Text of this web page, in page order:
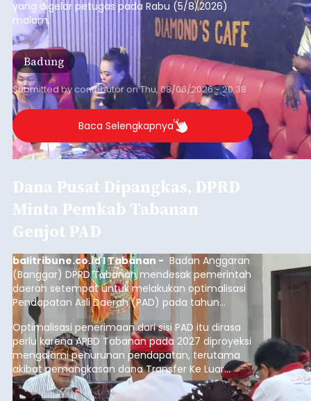
yang digelar petugas pada Rabu (5/8/2026)
malam.
Badung
Submitted bycontributoronThu, 08/06/2026 - 20:38
Baca Selengkapnya
Dana Pusat Dipangkas, DPRD
Minta Pemkab Tabanan
Genjot PAD
balitribune.co.id I Tabanan - Badan Anggaran
(Banggar) DPRD Tabanan mendesak pemerintah
daerah setempat untuk melakukan optimalisasi
Pendapatan Asli Daerah (PAD) pada tahun
anggaran 2027.
Optimalisasi penerimaan dari sisi PAD itu dirasa
perlu karena APBD Tabanan pada 2027 diproyeksi
mengalami penurunan pendapatan, terutama
akibat pemangkasan dana Transfer Ke Luar
Daerah (TKD) dari pemerintah pusat.